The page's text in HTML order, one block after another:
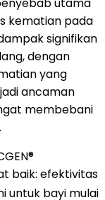
kematian pada
signifikan
dengan
yang
ancaman
membebani
baik: efektivitas
untuk bayi mulai